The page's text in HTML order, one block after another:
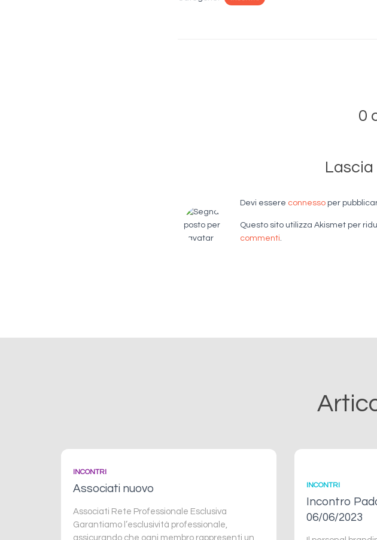
0
Devi essere connesso per
Questo sito utilizza Akismet per
commenti.
INCONTRI
Associati nuovo
Associati Rete Professionale Esclusiva
Garantiamo l’esclusività professionale,
assicurando che ogni membro rappresenti un
INCONTRI
Incontro
06/06/2023